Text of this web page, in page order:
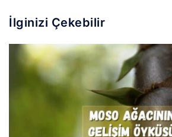
İlginizi Çekebilir